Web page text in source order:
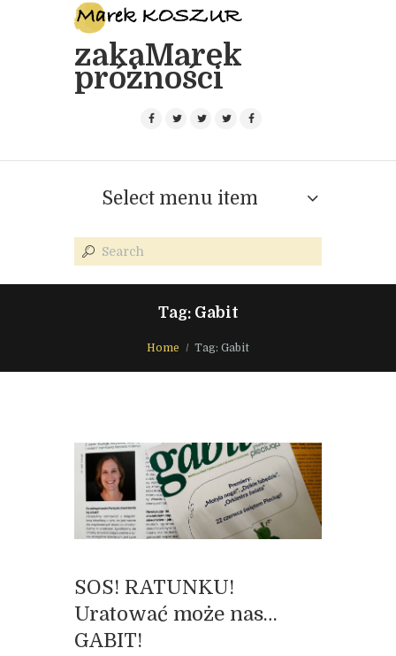
zakaMarek
próżności
Select menu item
Tag: Gabit
Home Tag: Gabit
SOS! RATUNKU!
Uratować może nas…
GABIT!